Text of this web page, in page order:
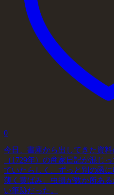
0
今日、書庫から出してきた資
（1729年）の商家日記が混じ
ていたらしく、ずっと別の函
薄く黄ばみ、虫損が数か所あ
い筆跡だった。